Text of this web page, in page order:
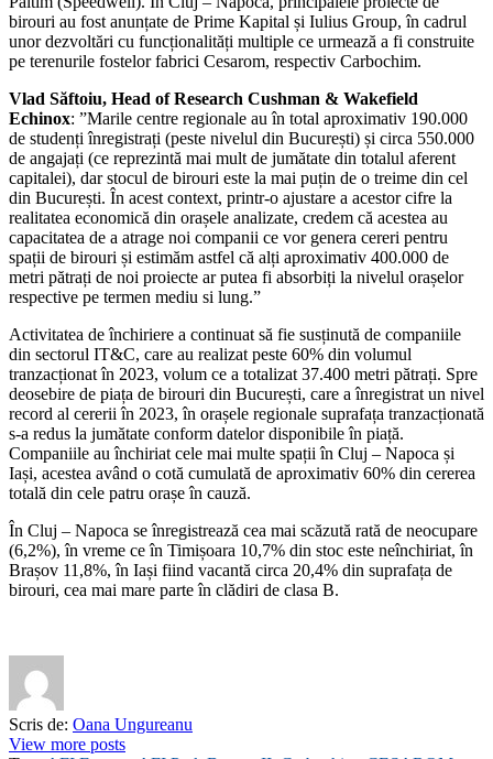
birouri au fost anunțate de Prime Kapital și Iulius Group, în cadrul
unor dezvoltări cu funcționalități multiple ce urmează a fi construite
pe terenurile fostelor fabrici Cesarom, respectiv Carbochim.
Vlad Săftoiu, Head of Research Cushman & Wakefield
Echinox: ”Marile centre regionale au în total aproximativ 190.000
de studenți înregistrați (peste nivelul din București) și circa 550.000
de angajați (ce reprezintă mai mult de jumătate din totalul aferent
capitalei), dar stocul de birouri este la mai puțin de o treime din cel
din București. În acest context, printr-o ajustare a acestor cifre la
realitatea economică din orașele analizate, credem că acestea au
capacitatea de a atrage noi companii ce vor genera cereri pentru
spații de birouri și estimăm astfel că alți aproximativ 400.000 de
metri pătrați de noi proiecte ar putea fi absorbiți la nivelul orașelor
respective pe termen mediu si lung.”
Activitatea de închiriere a continuat să fie susținută de companiile
din sectorul IT&C, care au realizat peste 60% din volumul
tranzacționat în 2023, volum ce a totalizat 37.400 metri pătrați. Spre
deosebire de piața de birouri din București, care a înregistrat un nivel
record al cererii în 2023, în orașele regionale suprafața tranzacționată
s-a redus la jumătate conform datelor disponibile în piață.
Companiile au închiriat cele mai multe spații în Cluj – Napoca și
Iași, acestea având o cotă cumulată de aproximativ 60% din cererea
totală din cele patru orașe în cauză.
În Cluj – Napoca se înregistrează cea mai scăzută rată de neocupare
(6,2%), în vreme ce în Timișoara 10,7% din stoc este neînchiriat, în
Brașov 11,8%, în Iași fiind vacantă circa 20,4% din suprafața de
birouri, cea mai mare parte în clădiri de clasa B.
Scris de: Oana Ungureanu
View more posts